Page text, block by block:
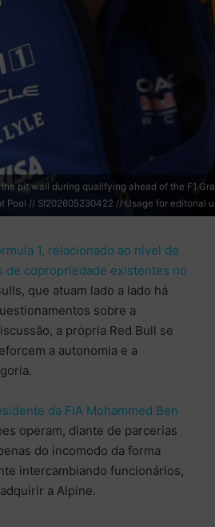
pit wall during qualifying ahead of the F1
Pool // SI202605230422 // Usage for editorial
1, relacionado ao nível de
de copropriedade existentes no
que atuam lado a lado há
sobre a
a própria Red Bull se
a autonomia e a
da FIA Mohammed Ben
operam, diante de parcerias
do incomodo da forma
intercambiando funcionários,
a Alpine.